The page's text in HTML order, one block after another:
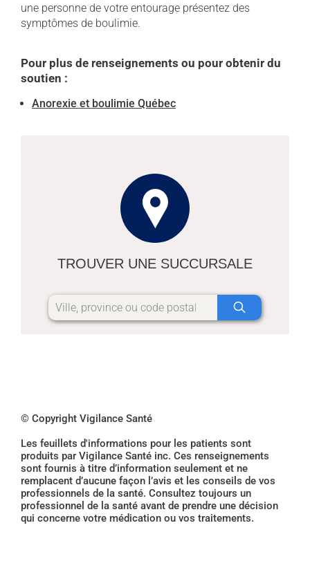
une personne de votre entourage présentez des
symptômes de boulimie.
Pour plus de renseignements ou pour obtenir du
soutien :
Anorexie et boulimie Québec
TROUVER UNE SUCCURSALE
© Copyright Vigilance Santé
Les feuillets d'informations pour les patients sont
produits par Vigilance Santé inc. Ces renseignements
sont fournis à titre d’information seulement et ne
remplacent d’aucune façon l’avis et les conseils de vos
professionnels de la santé. Consultez toujours un
professionnel de la santé avant de prendre une décision
qui concerne votre médication ou vos traitements.